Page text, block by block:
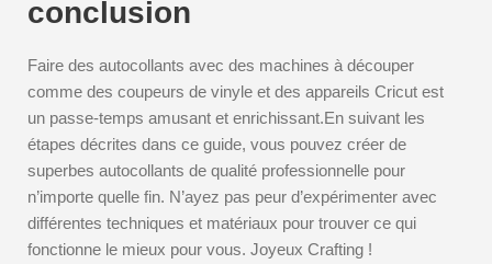
conclusion
Faire des autocollants avec des machines à découper
comme des coupeurs de vinyle et des appareils Cricut est
un passe-temps amusant et enrichissant.En suivant les
étapes décrites dans ce guide, vous pouvez créer de
superbes autocollants de qualité professionnelle pour
n’importe quelle fin. N’ayez pas peur d’expérimenter avec
différentes techniques et matériaux pour trouver ce qui
fonctionne le mieux pour vous. Joyeux Crafting !